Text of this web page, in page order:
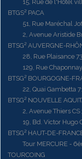
15, Rue de l'Hôtel ville
BTGS² PACA
51, Rue Maréchal
2, Avenue Aristide
BTSG² AUVERGNE-
28, Rue Plaisance
129, Rue Chaponnay
BTSG² BOURGOGNE-
22, Quai Gambetta
BTSG² NOUVELLE
2, Avenue Thiers CS
19, Bd. Victor Hugo
BTSG² HAUT-DE-
Tour MERCURE -
TOURCOING